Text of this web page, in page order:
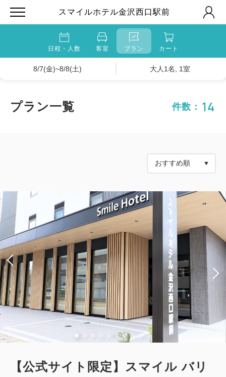
スマイルホテル金沢西口駅前
日程・人数 客室 プラン カート
8/7(金)~8/8(土) 大人1名, 1室
プラン一覧 件数： 14
【公式サイト限定】スマイル バリ